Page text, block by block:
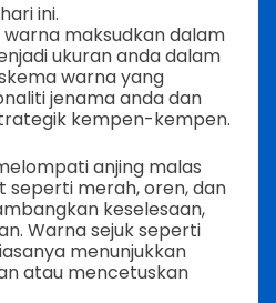
ini.
maksudkan dalam
ukuran anda dalam
warna yang
jenama anda dan
kempen-kempen.
anjing malas
merah, oren, dan
keselesaan,
Warna sejuk seperti
menunjukkan
atau mencetuskan